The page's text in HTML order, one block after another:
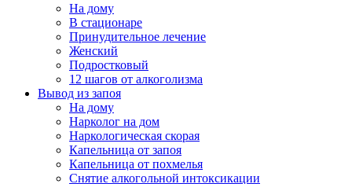
На дому
В стационаре
Принудительное лечение
Женский
Подростковый
12 шагов от алкоголизма
Вывод из запоя
На дому
Нарколог на дом
Наркологическая скорая
Капельница от запоя
Капельница от похмелья
Снятие алкогольной интоксикации